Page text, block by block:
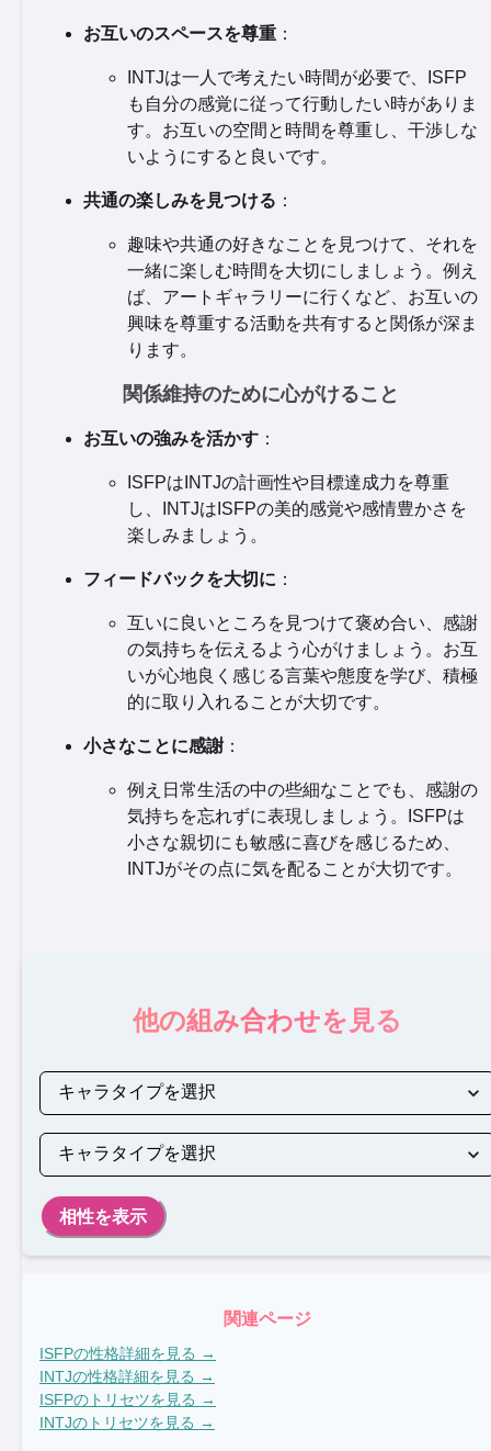
お互いのスペースを尊重 ：
INTJは一人で考えたい時間が必要で、ISFP
も自分の感覚に従って行動したい時がありま
す。お互いの空間と時間を尊重し、干渉しな
いようにすると良いです。
共通の楽しみを見つける ：
趣味や共通の好きなことを見つけて、それを
一緒に楽しむ時間を大切にしましょう。例え
ば、アートギャラリーに行くなど、お互いの
興味を尊重する活動を共有すると関係が深ま
ります。
関係維持のために心がけること
お互いの強みを活かす ：
ISFPはINTJの計画性や目標達成力を尊重
し、INTJはISFPの美的感覚や感情豊かさを
楽しみましょう。
フィードバックを大切に ：
互いに良いところを見つけて褒め合い、感謝
の気持ちを伝えるよう心がけましょう。お互
いが心地良く感じる言葉や態度を学び、積極
的に取り入れることが大切です。
小さなことに感謝 ：
例え日常生活の中の些細なことでも、感謝の
気持ちを忘れずに表現しましょう。ISFPは
小さな親切にも敏感に喜びを感じるため、
INTJがその点に気を配ることが大切です。
他の組み合わせを見る
相性を表示
関連ページ
ISFPの性格詳細を見る →
INTJの性格詳細を見る →
ISFPのトリセツを見る →
INTJのトリセツを見る →